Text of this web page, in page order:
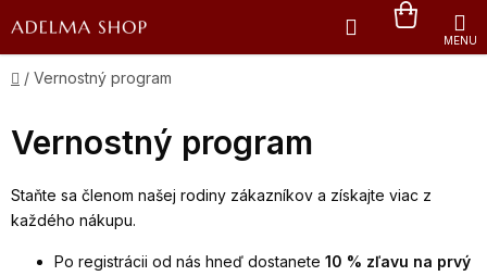
na
obsah
Hľadať
KOŠÍK
Domov
/ Vernostný program
Vernostný program
Staňte sa členom našej rodiny zákazníkov a získajte viac z
každého nákupu.
Po registrácii od nás hneď dostanete 10 % zľavu na prvý